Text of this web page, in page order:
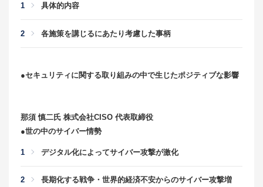
具体的内容
各施策を講じるにあたり考慮した事柄
●セキュリティに関する取り組みの中で生じたポジティブな影響
那須 慎二氏 株式会社CISO 代表取締役
●世の中のサイバー情勢
デジタル化によってサイバー攻撃が激化
長期化する戦争・世界的経済不安からのサイバー攻撃増